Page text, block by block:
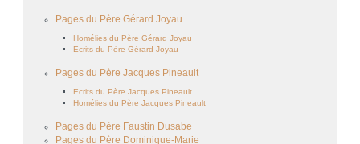
Pages du Père Gérard Joyau
Homélies du Père Gérard Joyau
Ecrits du Père Gérard Joyau
Pages du Père Jacques Pineault
Ecrits du Père Jacques Pineault
Homélies du Père Jacques Pineault
Pages du Père Faustin Dusabe
Pages du Père Dominique-Marie